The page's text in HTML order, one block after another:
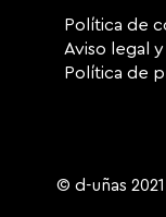
Política de
Aviso legal
Política de
© d-uñas